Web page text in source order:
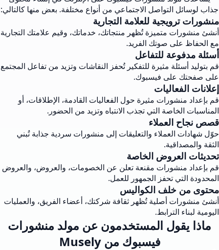
جذاب لوسائل التواصل الاجتماعي من أنواع مختلفة. بعض منها كالتالي:
منشورات ترويجية للعلامة التجارية
أنشئ منشورات متميزة تُظهر منتجاتك، خدماتك، وقيم علامتك التجارية
مع الحفاظ على صوتك الفريد.
أسئلة مدفوعة للتفاعل
قم بتوليد أسئلة مثيرة للتفكير تُحفز النقاشات وتزيد من تفاعل المجتمع
على صفحتك على فيسبوك.
إعلانات الفعاليات
قم بإعداد منشورات مثيرة حول الفعاليات القادمة، الإطلاقات، أو
المناسبات الخاصة التي تجذب الانتباه وتزيد من الحضور.
قصص نجاح العملاء
حوّل شهادات العملاء والتعليقات إلى منشورات سردية جذابة تُبني
الثقة والمصداقية.
تحديثات العروض الخاصة
قم بإعداد منشورات مقنعة تعلن عن الخصومات، والعروض، والعروض
المحدودة التي تحفز الجمهور للعمل.
محتوى من خلف الكواليس
أنشئ منشورات أصلية تُظهر ثقافة شركتك، أعضاء الفريق، والعمليات
اليومية لبناء الترابط.
ماذا يقول المستخدمون عن مولد منشورات
فيسبوك من Musely